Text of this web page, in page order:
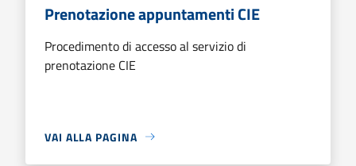
Prenotazione appuntamenti CIE
Procedimento di accesso al servizio di
prenotazione CIE
VAI ALLA PAGINA